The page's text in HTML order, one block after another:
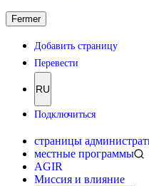
Fermer
Добавить страницу
Перевести
RU
Подключиться
страницы
местные программы
AGIR
Миссия и влияние